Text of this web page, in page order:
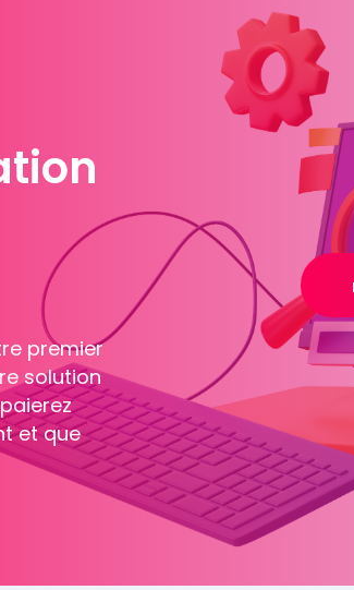
premier
solution
et que